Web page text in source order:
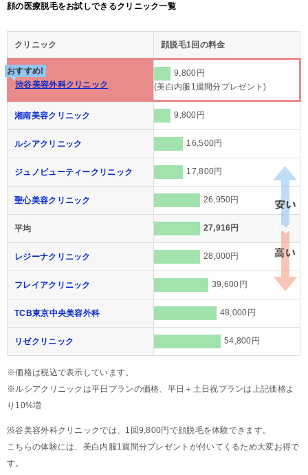
顔の医療脱毛をお試しできるクリニック一覧
クリニック 顔脱毛1回の料金
おすすめ!
渋谷美容外科クリニック
9,800円
(美白内服1週間分プレゼント)
湘南美容クリニック 9,800円
ルシアクリニック 16,500円
ジュノビューティークリニック 17,800円
聖心美容クリニック 26,950円
平均 27,916円
レジーナクリニック 28,000円
フレイアクリニック 39,600円
TCB東京中央美容外科 48,000円
リゼクリニック 54,800円
※価格は税込で表示しています。
※ルシアクリニックは平日プランの価格、平日＋土日祝プランは上記価格よ
り10%増
渋谷美容外科クリニックでは、1回9,800円で顔脱毛を体験できます。
こちらの体験には、美白内服1週間分プレゼントが付いてくるため大変お得で
す。